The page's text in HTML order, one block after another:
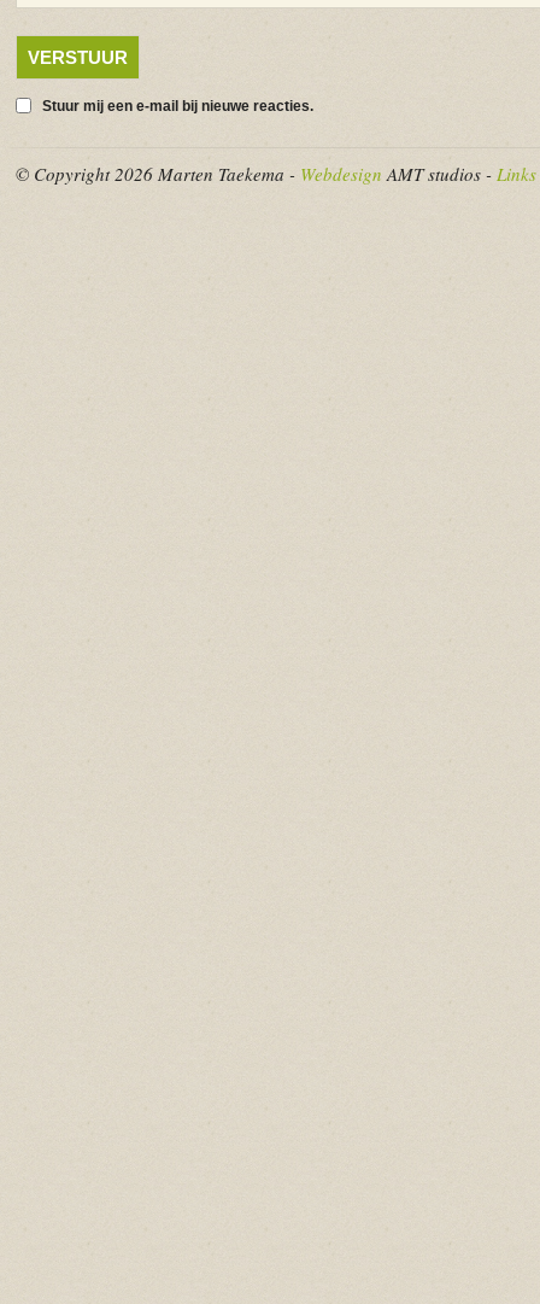
Stuur mij een e-mail bij nieuwe reacties.
© Copyright 2026 Marten Taekema - Webdesign AMT studios - Links